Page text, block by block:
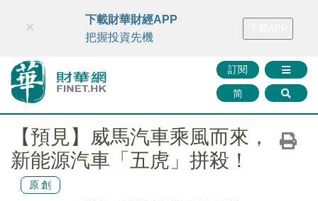
財華智庫網 FINTV FINMETA 財華證券 媒體矩陣
訂閱
简
×
下載財華財經APP
把握投資先機
【預見】威馬汽車乘風而來，
新能源汽車「五虎」拼殺！
原創